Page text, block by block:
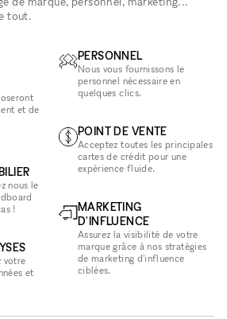
tout.
et de
nous le
!
votre
et
PERSONNEL
Nous vous fournissons le
personnel nécessaire en
quelques clics.
POINT DE VENTE
Acceptez toutes les principales
cartes de crédit pour une
expérience fluide.
MARKETING
D'INFLUENCE
Assurez la visibilité de votre
marque grâce à nos stratégies
de marketing d'influence
ciblées.